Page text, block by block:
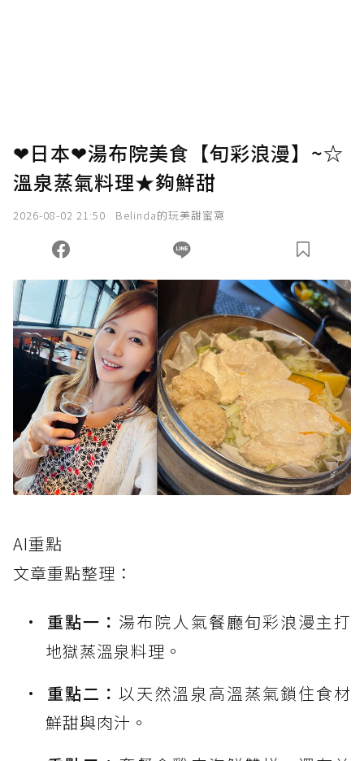
❤日本❤湯布院美食【旬彩浪漫】~☆
溫泉蒸氣料理★夠鮮甜
2026-08-02 21:50 Belinda的玩美甜蜜窩
AI重點
文章重點整理：
重點一： 湯布院人氣餐廳旬彩浪漫主打
地獄蒸溫泉料理。
重點二：以天然溫泉高溫蒸氣鎖住食材
鮮甜與肉汁。